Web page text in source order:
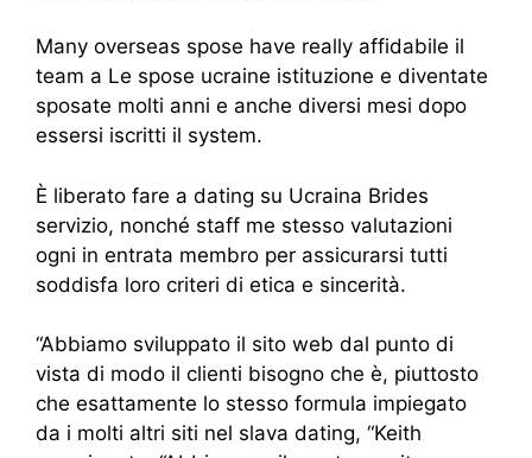
Many overseas spose have really affidabile il
team a Le spose ucraine istituzione e diventate
sposate molti anni e anche diversi mesi dopo
essersi iscritti il system.
È liberato fare a dating su Ucraina Brides
servizio, nonché staff me stesso valutazioni
ogni in entrata membro per assicurarsi tutti
soddisfa loro criteri di etica e sincerità.
“Abbiamo sviluppato il sito web dal punto di
vista di modo il clienti bisogno che è, piuttosto
che esattamente lo stesso formula impiegato
da i molti altri siti nel slava dating, “Keith